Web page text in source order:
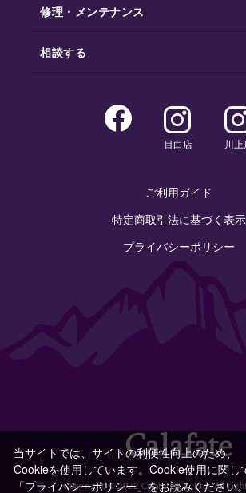
修理・メンテナンス
相談する
目白店 川
ご利用ガイド
特定商取引法に基づく表示
プライバシーポリシー
Copyright © 2022 Calafate Co.,Ltd. All
当サイトでは、サイトの利便性向上のため、
Cookieを使用しています。Cookie使用に関し
「プライバシーポリシー」をお読みください